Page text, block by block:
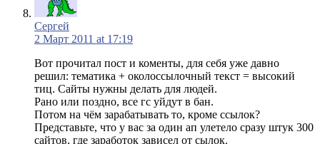
Сергей
2 Март 2011 at 17:19
Вот прочитал пост и коменты, для себя уже давно
решил: тематика + околоссылочный текст = высокий
тиц. Сайты нужны делать для людей.
Рано или поздно, все гс уйдут в бан.
Потом на чём зарабатывать то, кроме ссылок?
Представьте, что у вас за один ап улетело сразу штук 300
сайтов, где заработок зависел от сылок.